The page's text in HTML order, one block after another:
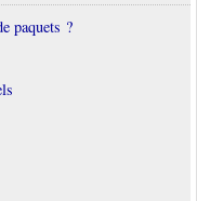
paquets ?